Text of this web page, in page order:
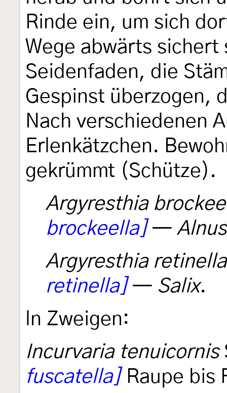
Rinde ein, um sich
Wege abwärts sichert
Seidenfaden, die
Gespinst überzogen,
Nach verschiedenen
Erlenkätzchen.
gekrümmt (Schütze).
Argyresthia
brockeella]— Alnus
Argyresthia retinella
retinella]— Salix.
ln Zweigen:
Incurvaria tenuicornis
fuscatella]Raupe bis